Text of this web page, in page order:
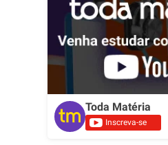
Toda Matéria
Inscreva-se